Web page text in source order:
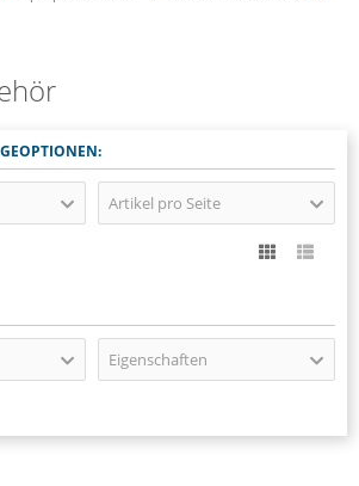
Artikel pro Seite
Eigenschaften